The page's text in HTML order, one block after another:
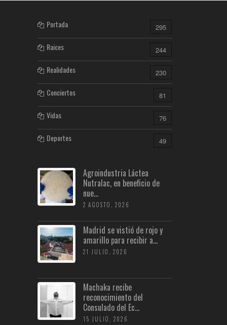
Portada 295
Raices 244
Realidades 230
Conciertos 81
Vidas 76
Deportes 49
Agroindustria Láctea
Nutralac, en beneficio de
nue...
2 AGOSTO, 2026
Madrid se vistió de rojo y
amarillo para recibir a...
21 JULIO, 2026
Machaka recibe
reconocimiento del
Consulado del Ec...
15 JULIO, 2026